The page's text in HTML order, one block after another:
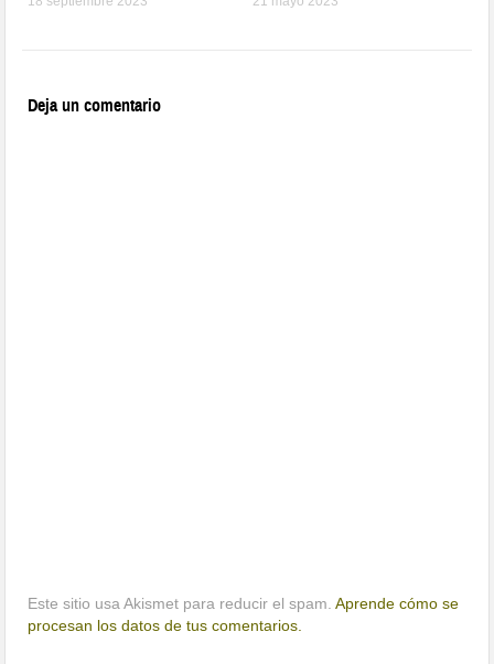
Deja un comentario
Este sitio usa Akismet para reducir el spam.Aprende cómo se
procesan los datos de tus comentarios.